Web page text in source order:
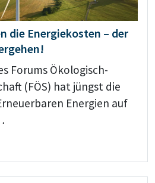
die Energiekosten – der
Forums Ökologisch-
(FÖS) hat jüngst die
Energien auf